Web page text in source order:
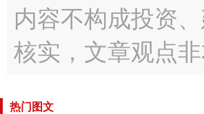
内容不构成投资
核实，文章观点
热门图文